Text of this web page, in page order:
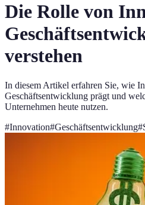
Die Rolle von
verstehen
In diesem Artikel erfahren Sie, wie
Geschäftsentwicklung prägt und
Unternehmen heute nutzen.
#Innovation#Geschäftsentwicklung#